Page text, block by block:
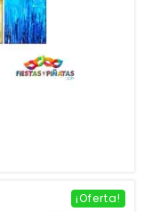
¡Oferta!